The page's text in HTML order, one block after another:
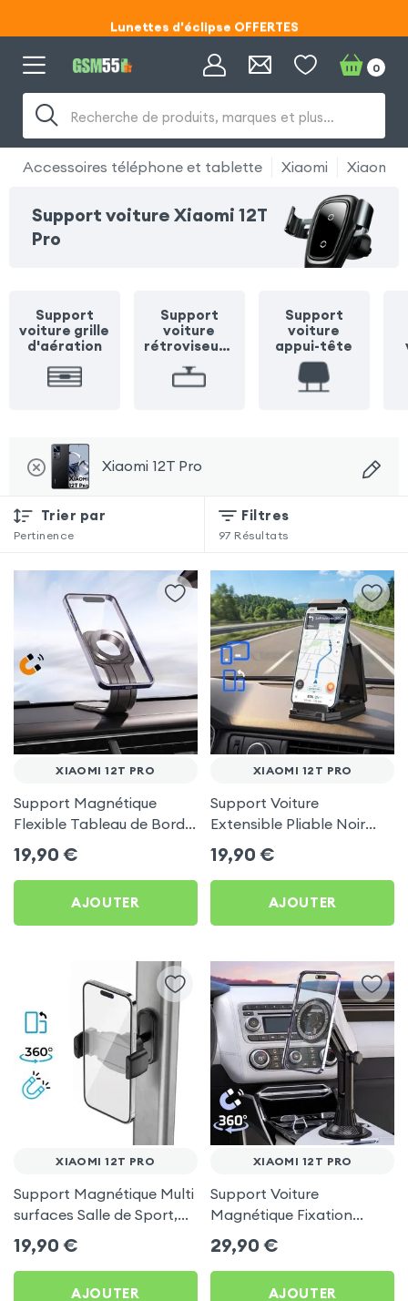
Code ECLIPSE55
Code ECLIPSE55
Recherche de produits, marques et plus…
0
Accessoires téléphone et tablette Xiaomi Xiaomi
Support voiture Xiaomi 12T
Pro
Support
voiture grille
d'aération
Support
voiture
rétroviseur /
Support
voiture
appui-tête
Xiaomi 12T Pro
Trier par
Pertinence
Filtres
97 Résultats
XIAOMI 12T PRO
Support Magnétique
Flexible Tableau de Bord
et Écran central pour
Xiaomi 12T Pro
19,90 €
AJOUTER
XIAOMI 12T PRO
Support Voiture
Extensible Pliable Noir
Carbone pour Xiaomi 12T
Pro
19,90 €
AJOUTER
XIAOMI 12T PRO
Support Magnétique Multi
surfaces Salle de Sport,
frigo pour Xiaomi 12T Pro
19,90 €
AJOUTER
XIAOMI 12T PRO
Support Voiture
Magnétique Fixation
Porte-gobelet pour
Xiaomi 12T Pro
29,90 €
AJOUTER